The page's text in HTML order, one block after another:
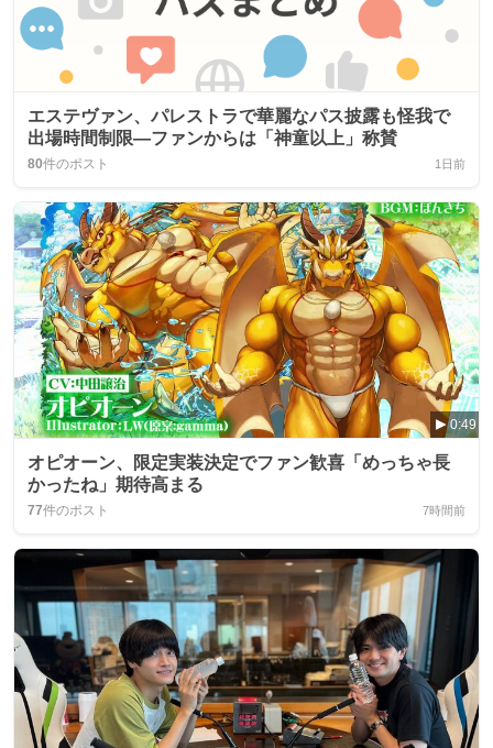
エステヴァン、パレストラで華麗なパス披露も怪我で
出場時間制限—ファンからは「神童以上」称賛
80件のポスト 1日前
0:49
オピオーン、限定実装決定でファン歓喜「めっちゃ長
かったね」期待高まる
77件のポスト 7時間前